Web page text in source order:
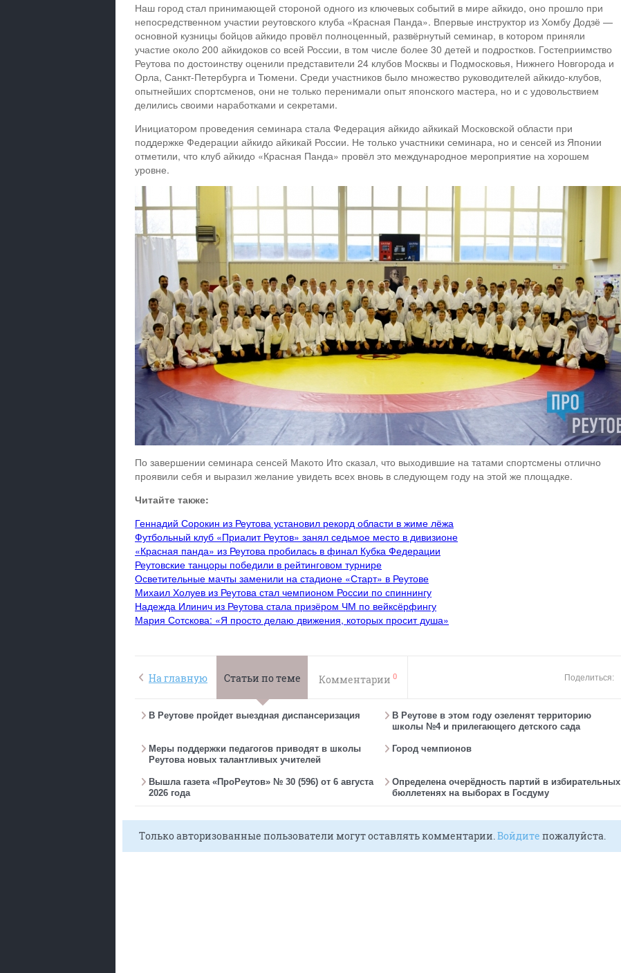
Наш город стал принимающей стороной одного из ключевых событий в мире айкидо, оно прошло при
непосредственном участии реутовского клуба «Красная Панда». Впервые инструктор из Хомбу Додзё —
основной кузницы бойцов айкидо провёл полноценный, развёрнутый семинар, в котором приняли
участие около 200 айкидоков со всей России, в том числе более 30 детей и подростков. Гостеприимство
Реутова по достоинству оценили представители 24 клубов Москвы и Подмосковья, Нижнего Новгорода и
Орла, Санкт-Петербурга и Тюмени. Среди участников было множество руководителей айкидо-клубов,
опытнейших спортсменов, они не только перенимали опыт японского мастера, но и с удовольствием
делились своими наработками и секретами.
Инициатором проведения семинара стала Федерация айкидо айкикай Московской области при
поддержке Федерации айкидо айкикай России. Не только участники семинара, но и сенсей из Японии
отметили, что клуб айкидо «Красная Панда» провёл это международное мероприятие на хорошем
уровне.
По завершении семинара сенсей Макото Ито сказал, что выходившие на татами спортсмены отлично
проявили себя и выразил желание увидеть всех вновь в следующем году на этой же площадке.
Читайте также:
Геннадий Сорокин из Реутова установил рекорд области в жиме лёжа
Футбольный клуб «Приалит Реутов» занял седьмое место в дивизионе
«Красная панда» из Реутова пробилась в финал Кубка Федерации
Реутовские танцоры победили в рейтинговом турнире
Осветительные мачты заменили на стадионе «Старт» в Реутове
Михаил Холуев из Реутова стал чемпионом России по спиннингу
Надежда Илинич из Реутова стала призёром ЧМ по вейксёрфингу
Мария Сотскова: «Я просто делаю движения, которых просит душа»
На главную Статьи по теме Комментарии 0 Поделиться:
В Реутове пройдет выездная диспансеризация
В Реутове в этом году озеленят территорию
школы №4 и прилегающего детского сада
Меры поддержки педагогов приводят в школы
Реутова новых талантливых учителей
Город чемпионов
Вышла газета «ПроРеутов» № 30 (596) от 6 августа
2026 года
Определена очерёдность партий в избирательных
бюллетенях на выборах в Госдуму
Только авторизованные пользователи могут оставлять комментарии.Войдите пожалуйста.